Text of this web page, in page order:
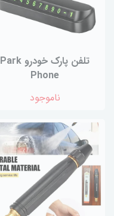
تلفن پارک خودرو Park
Phone
ناموجود